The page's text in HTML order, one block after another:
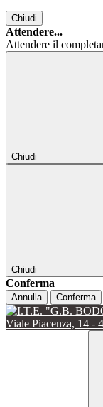
Chiudi
Attendere...
Attendere il
Chiudi
Chiudi
Conferma
Annulla Conferma
Viale Piacenza, 14 -